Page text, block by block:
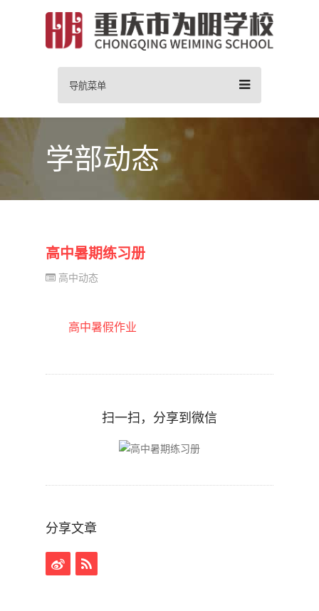
导航菜单
学部动态
高中暑期练习册
高中动态
高中暑假作业
扫一扫，分享到微信
分享文章